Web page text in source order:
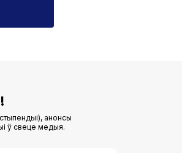
анонсы
ў свеце медыя.